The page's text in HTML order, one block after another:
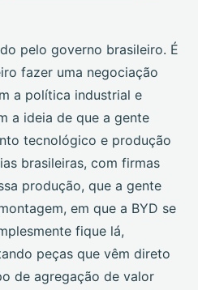
pelo governo brasileiro. É
fazer uma negociação
a política industrial e
a ideia de que a gente
tecnológico e produção
brasileiras, com firmas
produção, que a gente
em que a BYD se
fique lá,
peças que vêm direto
de agregação de valor